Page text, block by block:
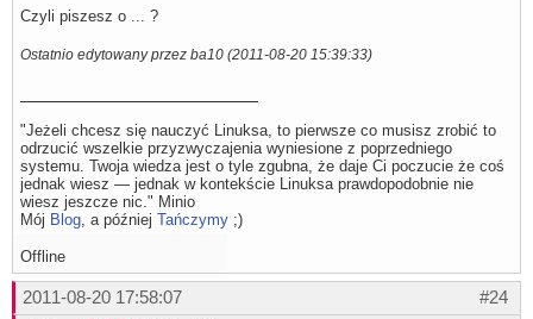
Czyli piszesz o ... ?
Ostatnio edytowany przez ba10 (2011-08-20 15:39:33)
"Jeżeli chcesz się nauczyć Linuksa, to pierwsze co musisz zrobić to
odrzucić wszelkie przyzwyczajenia wyniesione z poprzedniego
systemu. Twoja wiedza jest o tyle zgubna, że daje Ci poczucie że coś
jednak wiesz — jednak w kontekście Linuksa prawdopodobnie nie
wiesz jeszcze nic." Minio
Mój Blog, a później Tańczymy ;)
Offline
#24
2011-08-20 17:58:07